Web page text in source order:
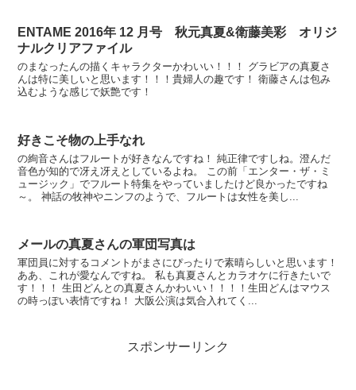
ENTAME 2016年 12 月号 秋元真夏&衛藤美彩 オリジ
ナルクリアファイル
のまなったんの描くキャラクターかわいい！！！ グラビアの真夏さ
んは特に美しいと思います！！！貴婦人の趣です！ 衛藤さんは包み
込むような感じで妖艶です！
好きこそ物の上手なれ
の絢音さんはフルートが好きなんですね！ 純正律ですしね。澄んだ
音色が知的で冴え冴えとしているよね。 この前「エンター・ザ・ミ
ュージック」でフルート特集をやっていましたけど良かったですね
～。 神話の牧神やニンフのようで、フルートは女性を美し...
メールの真夏さんの軍団写真は
軍団員に対するコメントがまさにぴったりで素晴らしいと思います！
ああ、これが愛なんですね。 私も真夏さんとカラオケに行きたいで
す！！！ 生田どんとの真夏さんかわいい！！！！生田どんはマウス
の時っぽい表情ですね！ 大阪公演は気合入れてく...
スポンサーリンク